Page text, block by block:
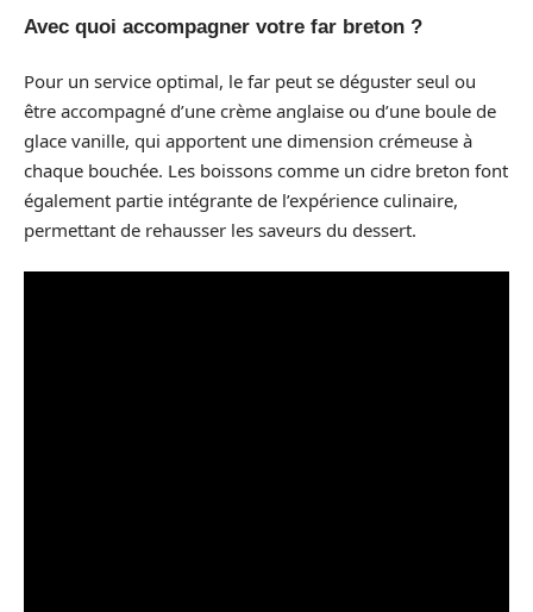
Avec quoi accompagner votre far breton ?
Pour un service optimal, le far peut se déguster seul ou
être accompagné d’une crème anglaise ou d’une boule de
glace vanille, qui apportent une dimension crémeuse à
chaque bouchée. Les boissons comme un cidre breton font
également partie intégrante de l’expérience culinaire,
permettant de rehausser les saveurs du dessert.